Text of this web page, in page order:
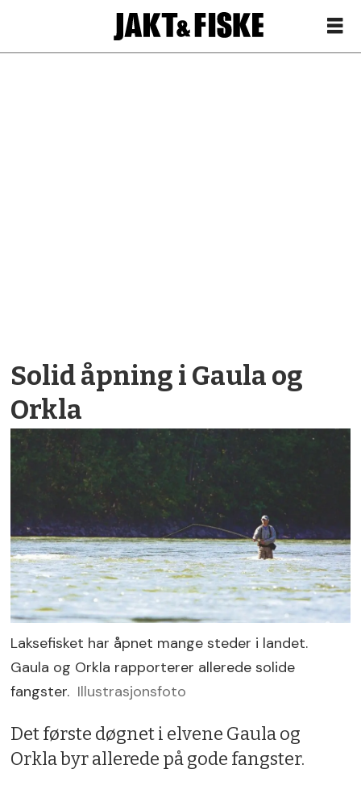
Solid åpning i Gaula og
Orkla
Laksefisket har åpnet mange steder i landet.
Gaula og Orkla rapporterer allerede solide
fangster. Illustrasjonsfoto
Det første døgnet i elvene Gaula og
Orkla byr allerede på gode fangster.